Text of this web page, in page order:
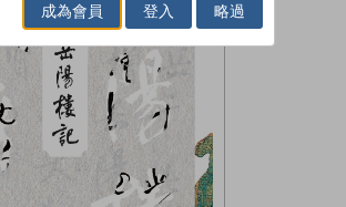
成為會員 登入 略過